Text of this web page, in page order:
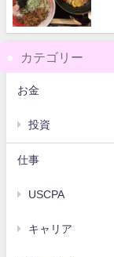
カテゴリー
お金
投資
仕事
USCPA
キャリア